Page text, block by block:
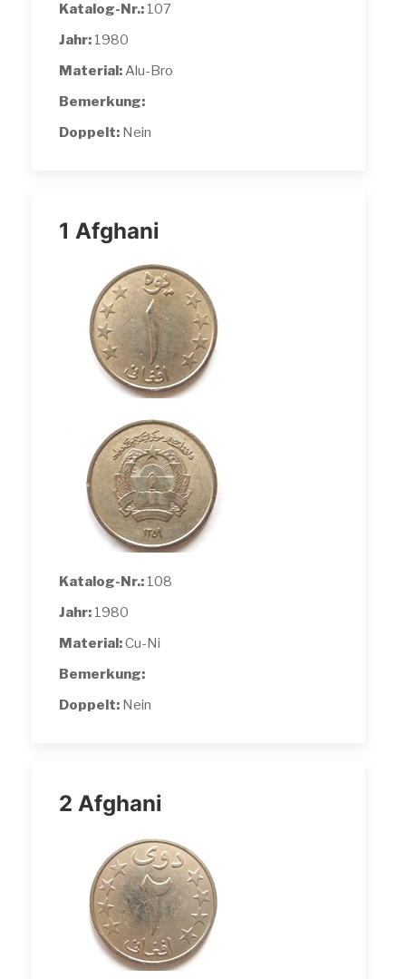
Katalog-Nr.: 107
Jahr: 1980
Material:Alu-Bro
Bemerkung:
Doppelt: Nein
1 Afghani
Katalog-Nr.: 108
Jahr: 1980
Material:Cu-Ni
Bemerkung:
Doppelt: Nein
2 Afghani